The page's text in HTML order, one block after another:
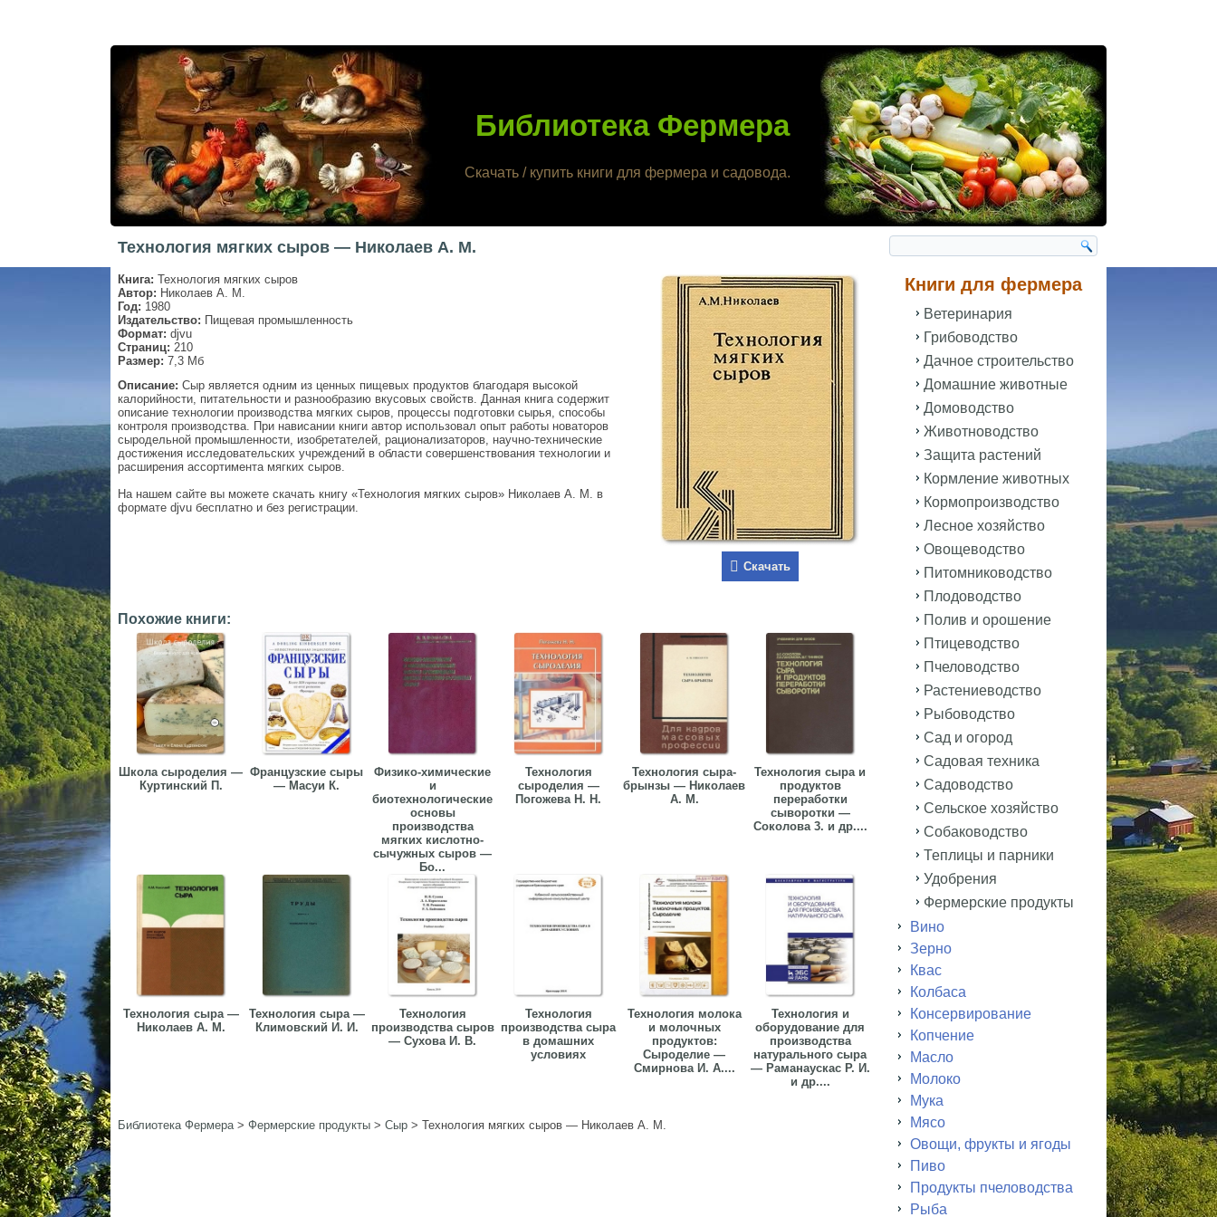
Библиотека Фермера
Скачать / купить книги для фермера и садовода.
Технология мягких сыров — Николаев А. М.
Скачать
Книга: Технология мягких сыров
Автор: Николаев А. М.
Год: 1980
Издательство: Пищевая промышленность
Формат: djvu
Страниц: 210
Размер: 7,3 Мб
Описание: Сыр является одним из ценных пищевых продуктов благодаря высокой
калорийности, питательности и разнообразию вкусовых свойств. Данная книга содержит
описание технологии производства мягких сыров, процессы подготовки сырья, способы
контроля производства. При нависании книги автор использовал опыт работы новаторов
сыродельной промышленности, изобретателей, рационализаторов, научно-технические
достижения исследовательских учреждений в области совершенствования технологии и
расширения ассортимента мягких сыров.
На нашем сайте вы можете скачать книгу «Технология мягких сыров» Николаев А. М. в
формате djvu бесплатно и без регистрации.
Похожие книги:
Школа сыроделия —
Куртинский П.
Французские сыры
— Масуи К.
Физико-химические
и
биотехнологические
основы
производства
мягких кислотно-
сычужных сыров —
Бо...
Технология
сыроделия —
Погожева Н. Н.
Технология сыра-
брынзы — Николаев
А. М.
Технология сыра и
продуктов
переработки
сыворотки —
Соколова 3. и др....
Технология сыра —
Николаев А. М.
Технология сыра —
Климовский И. И.
Технология
производства сыров
— Сухова И. В.
Технология
производства сыра
в домашних
условиях
Технология молока
и молочных
продуктов:
Сыроделие —
Смирнова И. А....
Технология и
оборудование для
производства
натурального сыра
— Раманаускас Р. И.
и др....
Библиотека Фермера> Фермерские продукты > Сыр > Технология мягких сыров — Николаев А. М.
Книги для фермера
Ветеринария
Грибоводство
Дачное строительство
Домашние животные
Домоводство
Животноводство
Защита растений
Кормление животных
Кормопроизводство
Лесное хозяйство
Овощеводство
Питомниководство
Плодоводство
Полив и орошение
Птицеводство
Пчеловодство
Растениеводство
Рыбоводство
Сад и огород
Садовая техника
Садоводство
Сельское хозяйство
Собаководство
Теплицы и парники
Удобрения
Фермерские продукты
Вино
Зерно
Квас
Колбаса
Консервирование
Копчение
Масло
Молоко
Мука
Мясо
Овощи, фрукты и ягоды
Пиво
Продукты пчеловодства
Рыба